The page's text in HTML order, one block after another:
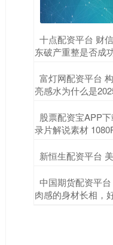
十点配资平台 财
东破产重整是否成
富灯网配资平台
亮感水为什么是
股票配资宝APP
录片解说素材
新恒生配资平台
中国期货配资平
肉感的身材长相，